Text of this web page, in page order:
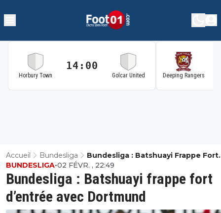
Horbury Town
14:00
Golcar United Deeping Rangers
Accueil Bundesliga
Bundesliga : Batshuayi Frappe Fort
D’entrée Avec Dortmund
Bundesliga : Batshuayi frappe fort
d’entrée avec Dortmund
BUNDESLIGA•02 FÉVR. , 22:49